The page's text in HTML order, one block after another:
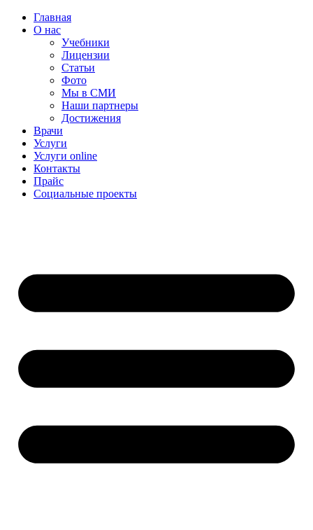
Главная
О нас
Учебники
Лицензии
Статьи
Фото
Мы в СМИ
Наши партнеры
Достижения
Врачи
Услуги
Услуги online
Контакты
Прайс
Социальные проекты